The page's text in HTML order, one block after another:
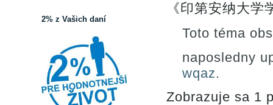
2% z Vašich daní
《印第安纳大
Toto téma
naposledny
wqaz.
Zobrazuje sa 1